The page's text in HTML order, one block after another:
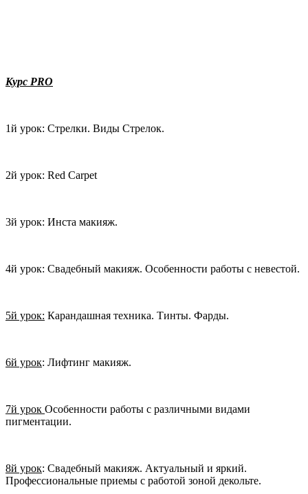
Курс PRO
1й урок: Стрелки. Виды Стрелок.
2й урок: Red Carpet
3й урок: Инста макияж.
4й урок: Свадебный макияж. Особенности работы с невестой.
5й урок: Карандашная техника. Тинты. Фарды.
6й урок: Лифтинг макияж.
7й урок Особенности работы с различными видами
пигментации.
8й урок: Свадебный макияж. Актуальный и яркий.
Профессиональные приемы с работой зоной декольте.